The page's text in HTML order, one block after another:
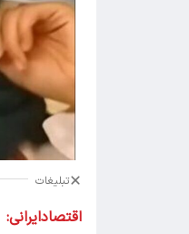
تبلیغات
اقتصادایرانی: